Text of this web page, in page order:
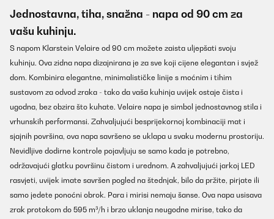
Jednostavna, tiha, snažna - napa od 90 cm za
vašu kuhinju.
S napom Klarstein Velaire od 90 cm možete zaista uljepšati svoju
kuhinju. Ova zidna napa dizajnirana je za sve koji cijene elegantan i svjež
dom. Kombinira elegantne, minimalističke linije s moćnim i tihim
sustavom za odvod zraka - tako da vaša kuhinja uvijek ostaje čista i
ugodna, bez obzira što kuhate. Velaire napa je simbol jednostavnog stila i
vrhunskih performansi. Zahvaljujući besprijekornoj kombinaciji mat i
sjajnih površina, ova napa savršeno se uklapa u svaku modernu prostoriju.
Nevidljive dodirne kontrole pojavljuju se samo kada je potrebno,
održavajući glatku površinu čistom i urednom. A zahvaljujući jarkoj LED
rasvjeti, uvijek imate savršen pogled na štednjak, bilo da pržite, pirjate ili
samo jedete ponoćni obrok. Para i mirisi nemaju šanse. Ova napa usisava
zrak protokom do 595 m³/h i brzo uklanja neugodne mirise, tako da